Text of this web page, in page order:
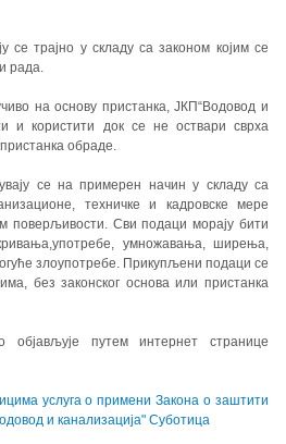
се трајно у складу са законом којим се
рада.
на основу пристанка, ЈКП“Водовод и
и користити док се не оствари сврха
обраде.
се на примерен начин у складу са
техничке и кадровске мере
поверљивости. Сви подаци морају бити
умножавања, ширења,
злоупотребе. Прикупљени подаци се
без законског основа или пристанка
путем интернет странице
услуга о примени Закона о заштити
и канализација" Суботица